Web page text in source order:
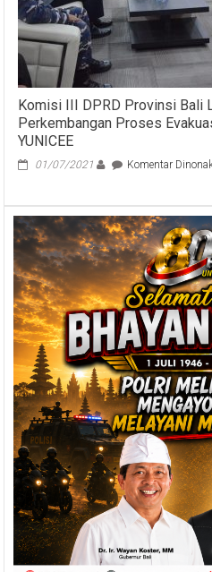
Komisi III DPRD Provinsi Bali
Perkembangan Proses
YUNICEE
01/07/2021 Komentar